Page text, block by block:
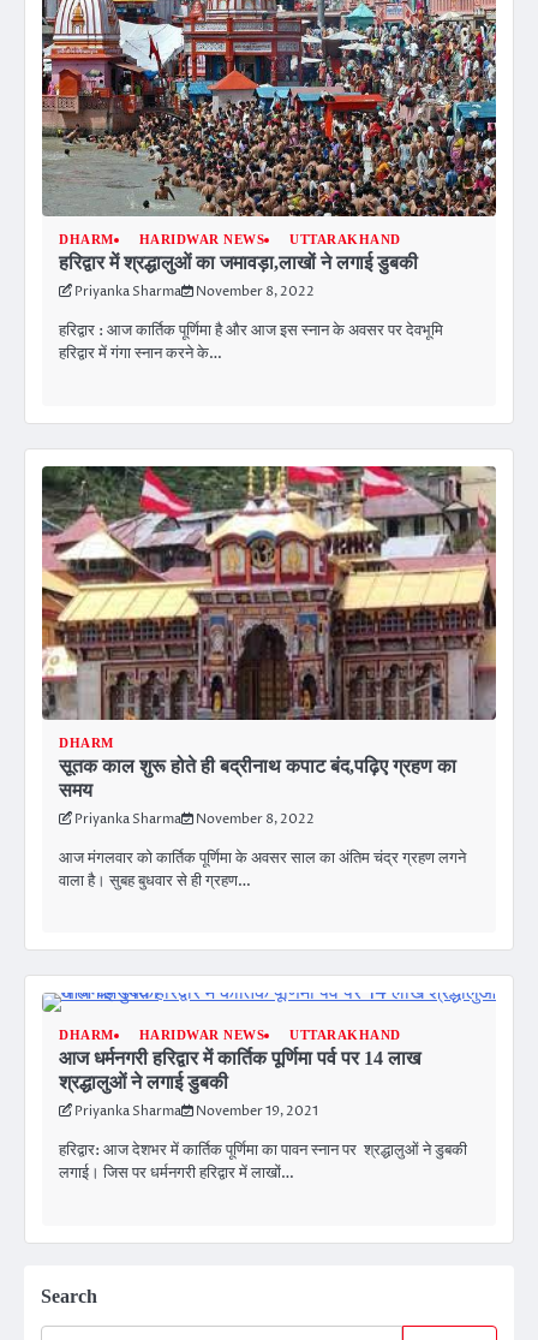
DHARM HARIDWAR NEWS UTTARAKHAND
हरिद्वार में श्रद्धालुओं का जमावड़ा,लाखों ने लगाई डुबकी
Priyanka Sharma November 8, 2022
हरिद्वार : आज कार्तिक पूर्णिमा है और आज इस स्नान के अवसर पर देवभूमि
हरिद्वार में गंगा स्नान करने के…
DHARM
सूतक काल शुरू होते ही बद्रीनाथ कपाट बंद,पढ़िए ग्रहण का
समय
Priyanka Sharma November 8, 2022
आज मंगलवार को कार्तिक पूर्णिमा के अवसर साल का अंतिम चंद्र ग्रहण लगने
वाला है। सुबह बुधवार से ही ग्रहण…
DHARM HARIDWAR NEWS UTTARAKHAND
आज धर्मनगरी हरिद्वार में कार्तिक पूर्णिमा पर्व पर 14 लाख
श्रद्धालुओं ने लगाई डुबकी
Priyanka Sharma November 19, 2021
हरिद्वार: आज देशभर में कार्तिक पूर्णिमा का पावन स्नान पर श्रद्धालुओं ने डुबकी
लगाई। जिस पर धर्मनगरी हरिद्वार में लाखों…
Search